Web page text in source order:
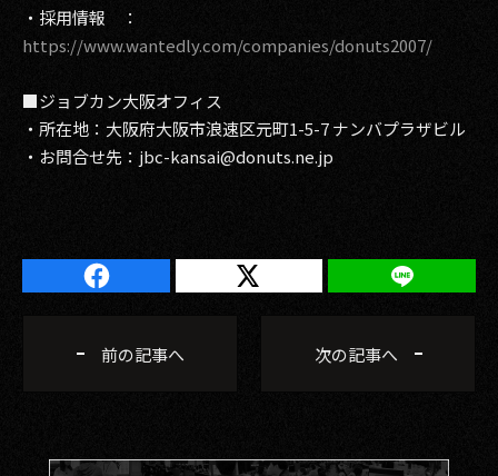
・採用情報 ：
https://www.wantedly.com/companies/donuts2007/
■ジョブカン大阪オフィス
・所在地：大阪府大阪市浪速区元町1-5-7 ナンバプラザビル
・お問合せ先：jbc-kansai@donuts.ne.jp
前の記事へ 次の記事へ